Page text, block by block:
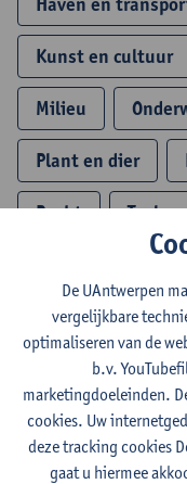
Kunst en cultuur
Milieu
Plant en dier
Recht Taal
Wiskunde en
Toon opleidingen
De UAntwerpen
vergelijkbare
optimaliseren van de
b.v.
marketingdoeleinden.
cookies. Uw
deze tracking cookies
gaat u hiermee